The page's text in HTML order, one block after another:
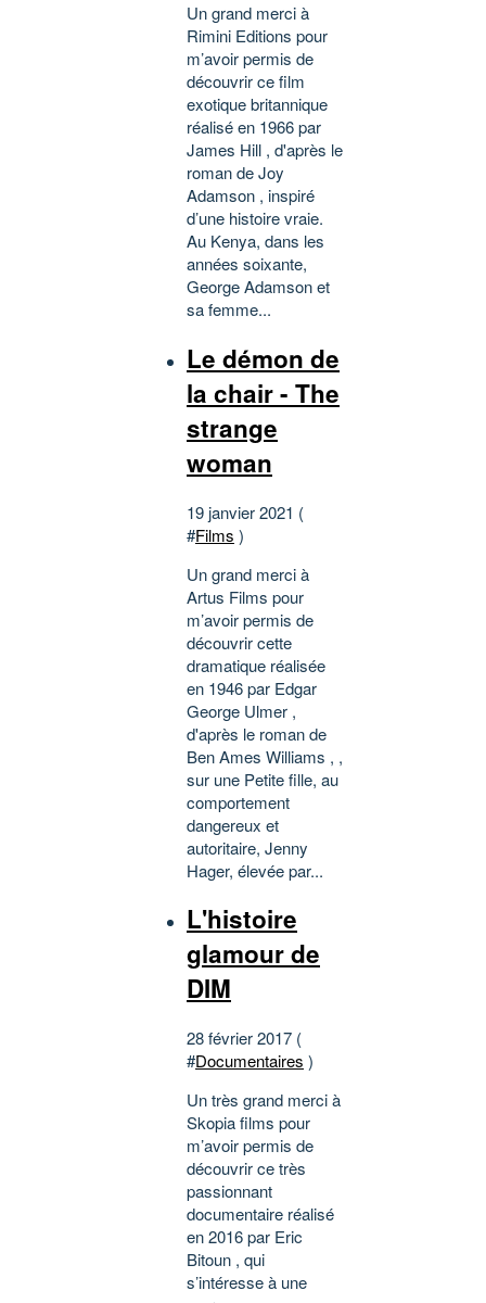
Un grand merci à
Rimini Editions pour
m’avoir permis de
découvrir ce film
exotique britannique
réalisé en 1966 par
James Hill , d'après le
roman de Joy
Adamson , inspiré
d’une histoire vraie.
Au Kenya, dans les
années soixante,
George Adamson et
sa femme...
Le démon de
la chair - The
strange
woman
19 janvier 2021 (
#Films )
Un grand merci à
Artus Films pour
m’avoir permis de
découvrir cette
dramatique réalisée
en 1946 par Edgar
George Ulmer ,
d'après le roman de
Ben Ames Williams , ,
sur une Petite fille, au
comportement
dangereux et
autoritaire, Jenny
Hager, élevée par...
L'histoire
glamour de
DIM
28 février 2017 (
#Documentaires )
Un très grand merci à
Skopia films pour
m’avoir permis de
découvrir ce très
passionnant
documentaire réalisé
en 2016 par Eric
Bitoun , qui
s’intéresse à une